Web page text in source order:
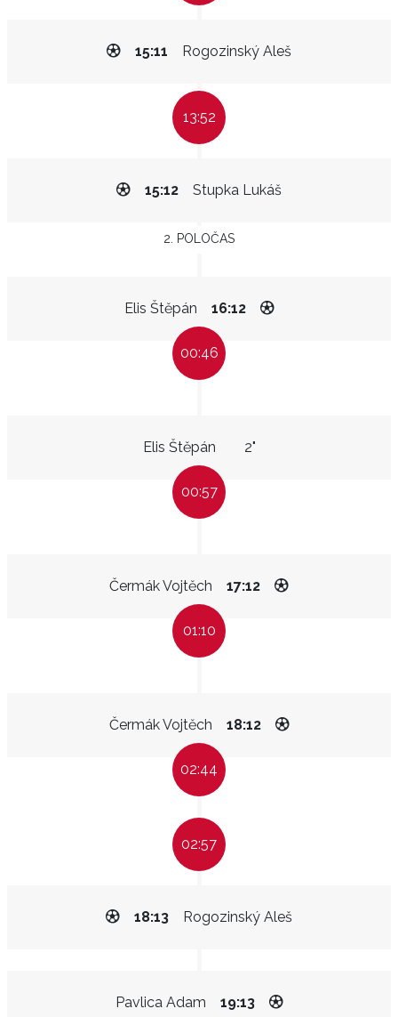
Rogozinský Aleš
15:11
13:52
Stupka Lukáš
15:12
2. POLOČAS
Elis Štěpán 16:12
00:46
Elis Štěpán 2"
00:57
Čermák Vojtěch 17:12
01:10
Čermák Vojtěch 18:12
02:44
02:57
Rogozinský Aleš
18:13
Pavlica Adam 19:13